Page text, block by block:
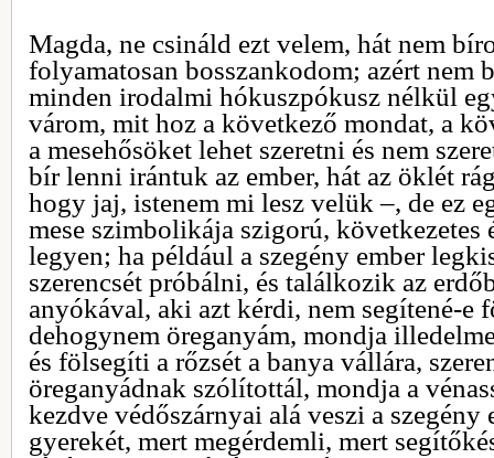
Magda, ne csináld ezt velem, hát nem
folyamatosan bosszankodom; azért nem
minden irodalmi hókuszpókusz nélkül
várom, mit hoz a következő mondat, a
a mesehősöket lehet szeretni és nem
bír lenni irántuk az ember, hát az öklét
hogy jaj, istenem mi lesz velük –, de ez
mese szimbolikája szigorú, következetes
legyen; ha például a szegény ember
szerencsét próbálni, és találkozik az
anyókával, aki azt kérdi, nem segítené-e
dehogynem öreganyám, mondja
és fölsegíti a rőzsét a banya vállára,
öreganyádnak szólítottál, mondja a
kezdve védőszárnyai alá veszi a szegény
gyerekét, mert megérdemli, mert